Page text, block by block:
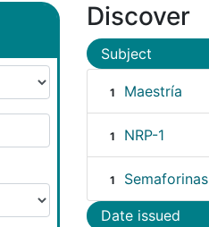
Discover
Subject
1 Maestría
1 NRP-1
1 Semaforinas
Date issued